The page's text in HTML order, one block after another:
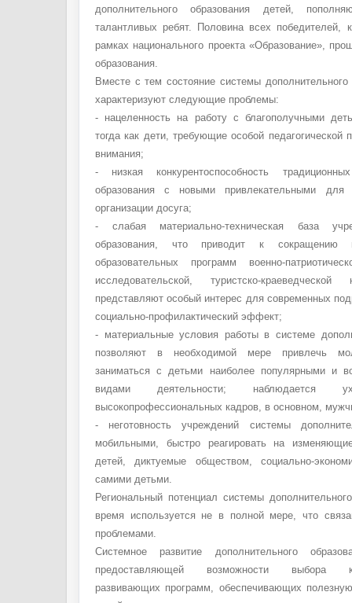
дополнительного образования детей,
талантливых ребят. Половина всех победителей,
рамках национального проекта «Образование»,
образования.
Вместе с тем состояние системы дополнительного
характеризуют следующие проблемы:
- нацеленность на работу с благополучными
тогда как дети, требующие особой педагогической
внимания;
- низкая конкурентоспособность
образования с новыми привлекательными для
организации досуга;
- слабая материально-техническая база
образования, что приводит к сокращению
образовательных программ военно-
исследовательской, туристско-
представляют особый интерес для современных
социально-профилактический эффект;
- материальные условия работы в системе
позволяют в необходимой мере привлечь
заниматься с детьми наиболее популярными и
видами деятельности; наблюдается
высокопрофессиональных кадров, в основном,
- неготовность учреждений системы
мобильными, быстро реагировать на
детей, диктуемые обществом, социально-
самими детьми.
Региональный потенциал системы
время используется не в полной мере, что
проблемами.
Системное развитие дополнительного
предоставляющей возможности выбора
развивающих программ, обеспечивающих